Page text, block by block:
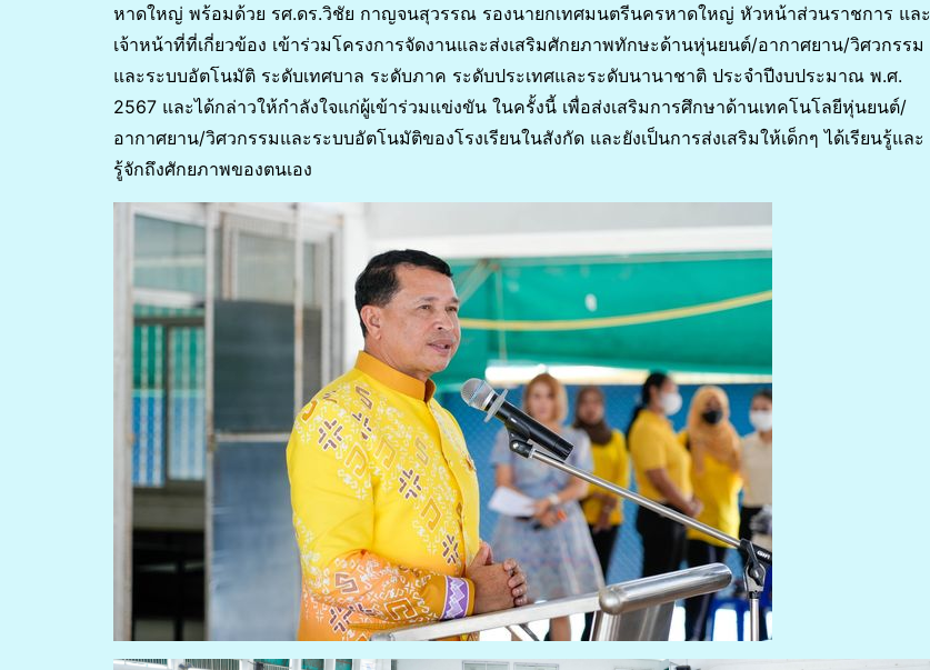
หาดใหญ่ พร้อมด้วย รศ.ดร.วิชัย กาญจนสุวรรณ รองนายกเทศมนตรีนครหาดใหญ่ หัวหน้าส่วนราชการ และ
เจ้าหน้าที่ที่เกี่ยวข้อง เข้าร่วมโครงการจัดงานและส่งเสริมศักยภาพทักษะด้านหุ่นยนต์/อากาศยาน/วิศวกรรม
และระบบอัตโนมัติ ระดับเทศบาล ระดับภาค ระดับประเทศและระดับนานาชาติ ประจำปีงบประมาณ พ.ศ.
2567 และได้กล่าวให้กำลังใจแก่ผู้เข้าร่วมแข่งขัน ในครั้งนี้ เพื่อส่งเสริมการศึกษาด้านเทคโนโลยีหุ่นยนต์/
อากาศยาน/วิศวกรรมและระบบอัตโนมัติของโรงเรียนในสังกัด และยังเป็นการส่งเสริมให้เด็กๆ ได้เรียนรู้และ
รู้จักถึงศักยภาพของตนเอง